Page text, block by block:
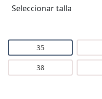
Seleccionar talla
35
38